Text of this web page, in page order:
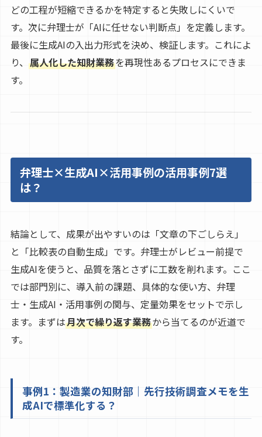
どの工程が短縮できるかを特定すると失敗しにくいで
す。次に弁理士が「AIに任せない判断点」を定義します。
最後に生成AIの入出力形式を決め、検証します。これによ
り、 属人化した知財業務を再現性あるプロセスにできま
す。
弁理士×生成AI×活用事例の活用事例7選
は？
結論として、成果が出やすいのは「文章の下ごしらえ」
と「比較表の自動生成」です。弁理士がレビュー前提で
生成AIを使うと、品質を落とさずに工数を削れます。ここ
では部門別に、導入前の課題、具体的な使い方、弁理
士・生成AI・活用事例の関与、定量効果をセットで示し
ます。まずは月次で繰り返す業務から当てるのが近道で
す。
事例1：製造業の知財部｜先行技術調査メモを生
成AIで標準化する？